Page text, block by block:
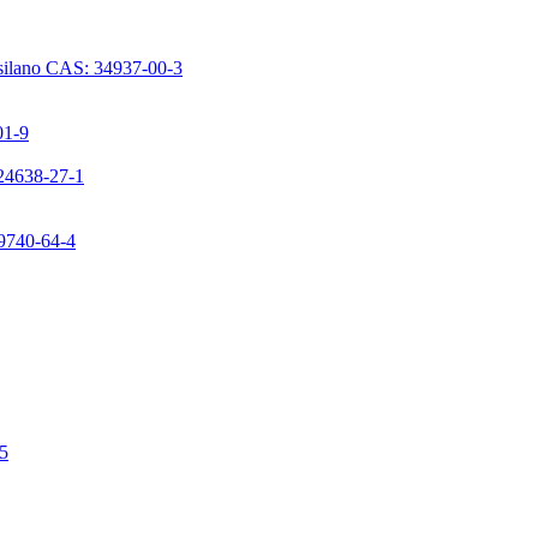
CAS: 34937-00-3
9
27-1
64-4